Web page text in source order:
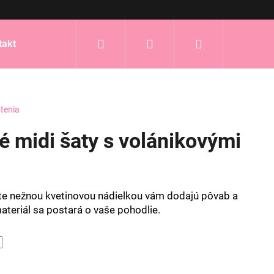
Prihlásenie
midi šaty s volánikovými
nežnou kvetinovou nádielkou vám dodajú pôvab a
sa postará o vaše pohodlie.